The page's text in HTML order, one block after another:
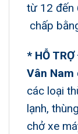
từ 12 đến
chấp
* HỖ
Vân Nam
các loại
lạnh,
chở xe